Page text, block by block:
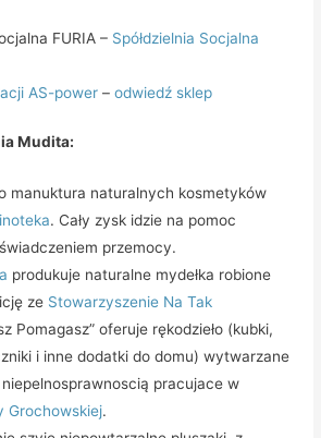
FURIA – Spółdzielnia Socjalna
AS-power–odwiedź sklep
Mudita:
manuktura naturalnych kosmetyków
. Cały zysk idzie na pomoc
przemocy.
produkuje naturalne mydełka robione
ze Stowarzyszenie Na Tak
Pomagasz” oferuje rękodzieło (kubki,
i inne dodatki do domu) wytwarzane
pracujace w
Grochowskiej.